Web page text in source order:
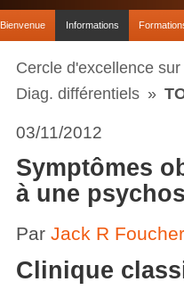
Bienvenue Informations
Cercle d'excellence
Diag. différentiels »
03/11/2012
Symptômes
à une
Par Jack R Foucher
Clinique